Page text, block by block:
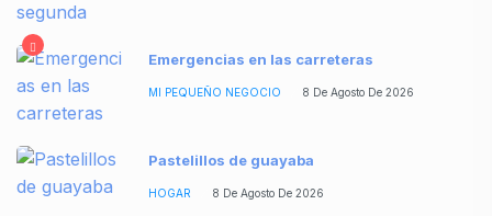
Emergencias en las carreteras
MI PEQUEÑO NEGOCIO 8 De Agosto De 2026
Pastelillos de guayaba
HOGAR 8 De Agosto De 2026